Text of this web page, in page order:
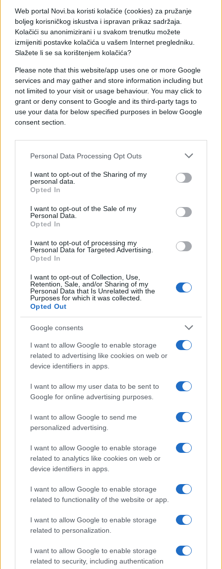
Web portal Novi.ba koristi kolačiće (cookies) za pružanje
boljeg korisničkog iskustva i ispravan prikaz sadržaja.
Kolačići su anonimizirani i u svakom trenutku možete
izmijeniti postavke kolačića u vašem Internet pregledniku.
Slažete li se sa korištenjem kolačića?
Please note that this website/app uses one or more Google
services and may gather and store information including but
not limited to your visit or usage behaviour. You may click to
grant or deny consent to Google and its third-party tags to
use your data for below specified purposes in below Google
consent section.
Personal Data Processing Opt Outs
I want to opt-out of the Sharing of my
personal data.
Opted In
I want to opt-out of the Sale of my
Personal Data.
Opted In
I want to opt-out of processing my
Personal Data for Targeted Advertising.
Opted In
I want to opt-out of Collection, Use,
Retention, Sale, and/or Sharing of my
Personal Data that Is Unrelated with the
Purposes for which it was collected.
Opted Out
Google consents
I want to allow Google to enable storage
related to advertising like cookies on web or
device identifiers in apps.
I want to allow my user data to be sent to
Google for online advertising purposes.
I want to allow Google to send me
personalized advertising.
I want to allow Google to enable storage
related to analytics like cookies on web or
device identifiers in apps.
I want to allow Google to enable storage
related to functionality of the website or app.
I want to allow Google to enable storage
related to personalization.
I want to allow Google to enable storage
related to security, including authentication
najboljih povrća za eliminaciju masnoća s trbuha.
Njegov bogat sadržaj vitamina, minerala i
antioksidanasa doprinosi smanjenju opasne
visceralne masti – one koja se taloži oko
unutrašnjih organa i povećava rizik od metaboličkih
oboljenja.
Naravno, zdrav gubitak težine ne događa se preko
noći. Ključni faktori su:
Uravnotežena ishrana bogata vlaknima i proteinima
Uvođenjem zdravijih navika i malih promjena, poput
dodavanja spanaća u doručak, možete napraviti
veliki korak ka boljem zdravlju i vitkijoj liniji.